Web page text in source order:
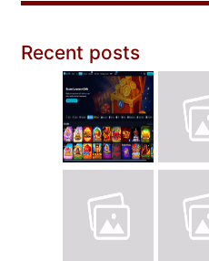
Recent posts